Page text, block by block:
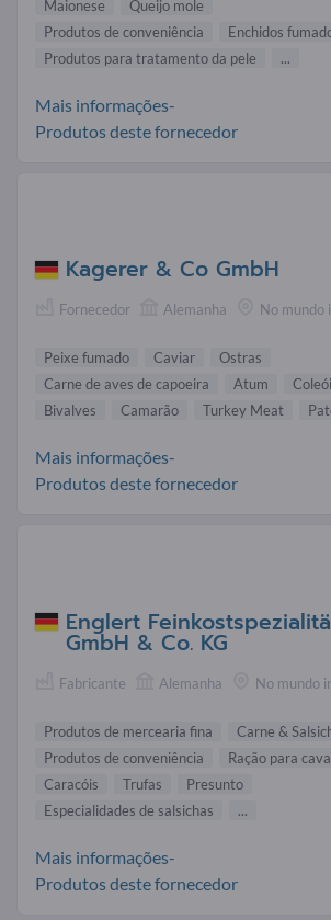
Maionese
Queijo mole
Produtos de conveniência
Enchidos
Produtos para tratamento da pele
...
Mais informações-
Produtos deste fornecedor
Kagerer & Co GmbH
Fornecedor Alemanha No mundo
Peixe fumado Caviar
Ostras
Carne de aves de capoeira
Atum
Bivalves
Camarão Turkey Meat
Mais informações-
Produtos deste fornecedor
Englert
GmbH & Co. KG
Fabricante Alemanha No mundo
Produtos de mercearia fina
Carne &
Produtos de conveniência
Ração para
Caracóis
Trufas
Presunto
Especialidades de salsichas
...
Mais informações-
Produtos deste fornecedor